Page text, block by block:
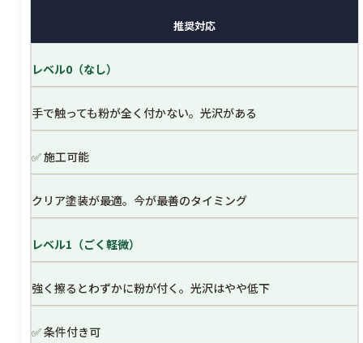
推奨対応
レベル0（なし）
手で触っても粉が全く付かない。光沢がある
✅ 施工可能
クリア塗装が最適。今が最善のタイミング
レベル1（ごく軽微）
強く擦るとわずかに粉が付く。光沢はやや低下
✅ 条件付き可